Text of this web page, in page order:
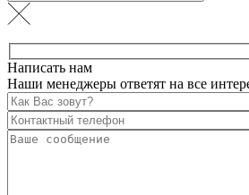
Написать нам
Наши менеджеры ответят на все